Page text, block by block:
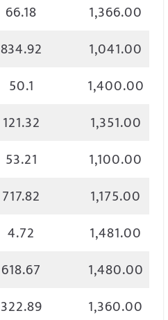
66.18
1,366.00
834.92
1,041.00
50.1
1,400.00
121.32
1,351.00
53.21
1,100.00
717.82
1,175.00
4.72
1,481.00
618.67
1,480.00
322.89
1,360.00